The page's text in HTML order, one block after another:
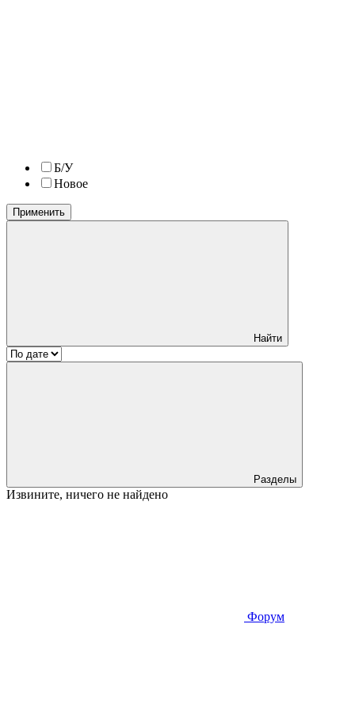
Б/У
Новое
Применить
Найти
Разделы
Извините, ничего не найдено
Форум